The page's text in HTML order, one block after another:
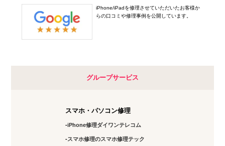
iPhone/iPadを修理させていただいたお客様か
らの口コミや修理事例を公開しています。
グループサービス
スマホ・パソコン修理
iPhone修理ダイワンテレコム
スマホ修理のスマホ修理テック